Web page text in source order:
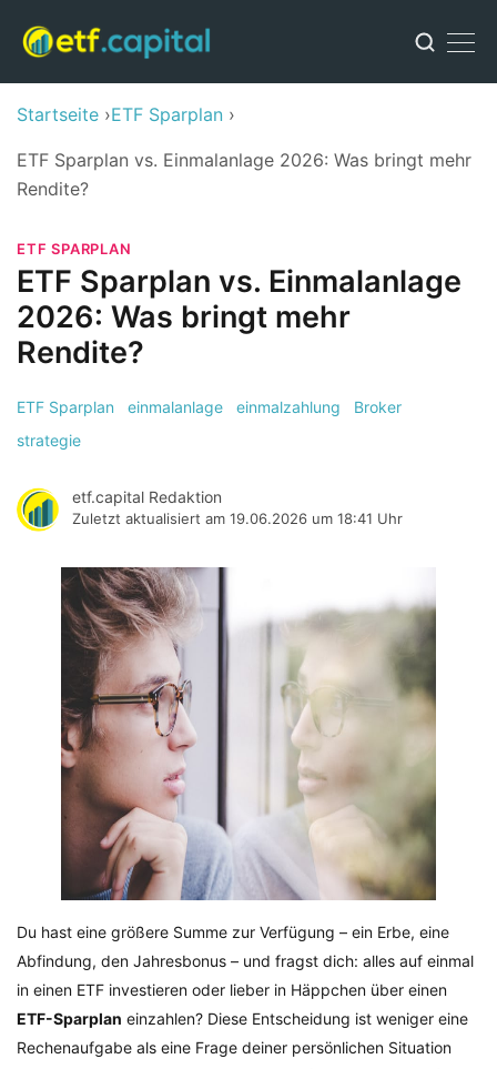
Startseite ETF Sparplan
ETF Sparplan vs. Einmalanlage 2026: Was bringt mehr
Rendite?
ETF SPARPLAN
ETF Sparplan vs. Einmalanlage
2026: Was bringt mehr
Rendite?
ETF Sparplan einmalanlage einmalzahlung
Broker
strategie
etf.capital Redaktion
Zuletzt aktualisiert am 19.06.2026 um 18:41 Uhr
Du hast eine größere Summe zur Verfügung – ein Erbe, eine
Abfindung, den Jahresbonus – und fragst dich: alles auf einmal
in einen ETF investieren oder lieber in Häppchen über einen
ETF-Sparplan einzahlen? Diese Entscheidung ist weniger eine
Rechenaufgabe als eine Frage deiner persönlichen Situation